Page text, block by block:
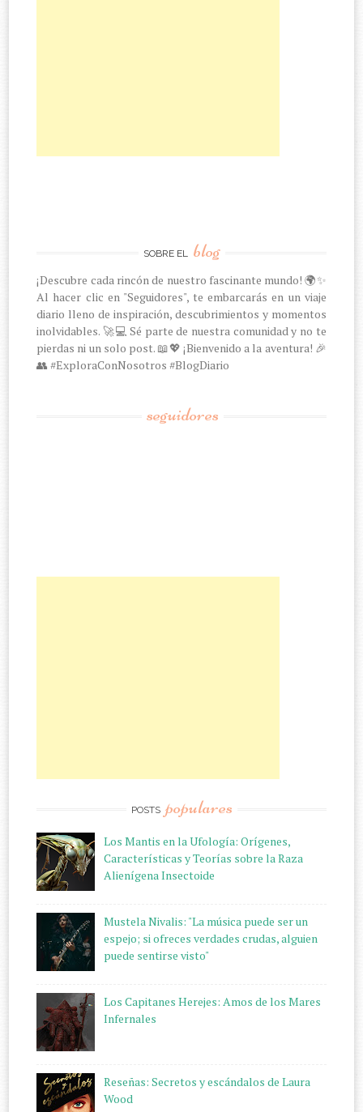
SOBRE EL blog
¡Descubre cada rincón de nuestro fascinante mundo! 🌍✨
Al hacer clic en "Seguidores", te embarcarás en un viaje
diario lleno de inspiración, descubrimientos y momentos
inolvidables. 🚀💻 Sé parte de nuestra comunidad y no te
pierdas ni un solo post. 📖💖 ¡Bienvenido a la aventura! 🎉
👥 #ExploraConNosotros #BlogDiario
seguidores
POSTS populares
Los Mantis en la Ufología: Orígenes,
Características y Teorías sobre la Raza
Alienígena Insectoide
Mustela Nivalis: "La música puede ser un
espejo; si ofreces verdades crudas, alguien
puede sentirse visto"
Los Capitanes Herejes: Amos de los Mares
Infernales
Reseñas: Secretos y escándalos de Laura
Wood